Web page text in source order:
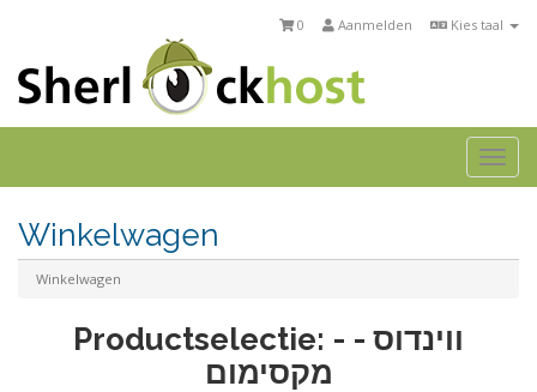
Kies taal
Aanmelden
0
Winkelwagen
Winkelwagen
Productselectie: - ווינדוס -
מקסימום